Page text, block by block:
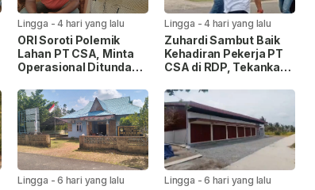
Lingga -4 hari yang lalu
ORI Soroti Polemik
Lahan PT CSA, Minta
Operasional Ditunda
Dipastikan
Lingga -4 hari yang lalu
Zuhardi Sambut Baik
Kehadiran Pekerja PT
CSA di RDP, Tekankan
Masyarakat
Lingga -6 hari yang lalu Lingga -6 hari yang lalu